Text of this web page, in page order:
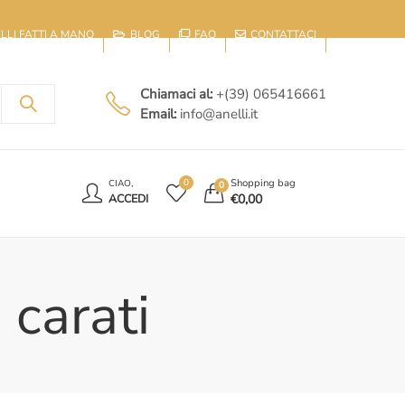
FATTI A MANO BLOG FAQ CONTATTACI
Chiamaci al: +(39) 065416661
Email: info@anelli.it
CIAO,
ACCEDI
0 0 Shopping bag
€0,00